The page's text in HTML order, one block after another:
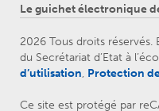
Le guichet électronique
2026 Tous droits réservés.
du Secrétariat d’Etat à
d’utilisation, Protection
Ce site est protégé par